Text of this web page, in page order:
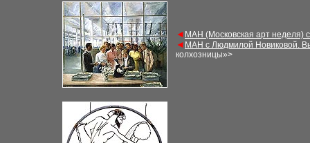
◄ МАН (Московская арт неделя)
◄ МАН с Людмилой Новиковой.
колхозницы»>